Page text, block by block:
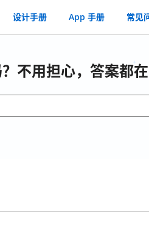
设计手册 App 手册 常见
不用担心，答案都在